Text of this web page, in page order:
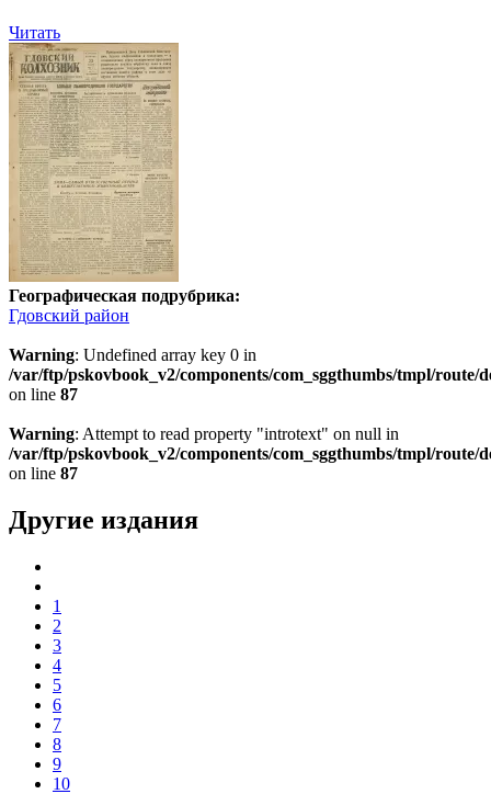
Читать
Географическая подрубрика:
Гдовский район
Warning: Undefined array key 0 in
/var/ftp/pskovbook_v2/components/com_sggthumbs/tmpl/route/
on line 87
Warning: Attempt to read property "introtext" on null in
/var/ftp/pskovbook_v2/components/com_sggthumbs/tmpl/route/
on line 87
Другие издания
1
2
3
4
5
6
7
8
9
10